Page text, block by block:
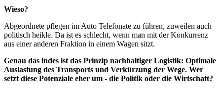
Wieso?
Abgeordnete pflegen im Auto Telefonate zu führen, zuweilen auch
politisch heikle. Da ist es schlecht, wenn man mit der Konkurrenz
aus einer anderen Fraktion in einem Wagen sitzt.
Genau das indes ist das Prinzip nachhaltiger Logistik: Optimale
Auslastung des Transports und Verkürzung der Wege. Wer
setzt diese Potenziale eher um - die Politik oder die Wirtschaft?